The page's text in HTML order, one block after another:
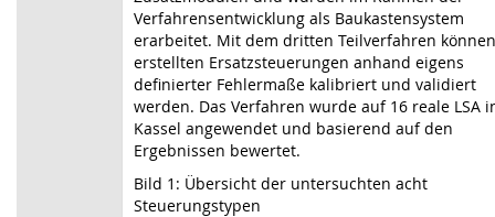
Verfahrens­entwicklung als Baukastensystem
erarbeitet. Mit dem dritten Teilverfahren
erstellten Ersatzsteuerungen anhand eigens
definierter Fehlermaße kalibriert und validiert
werden. Das Verfahren wurde auf 16 reale LSA
Kassel angewendet und basierend auf den
Ergebnissen bewertet.
Bild 1: Übersicht der untersuchten acht
Steuerungstypen